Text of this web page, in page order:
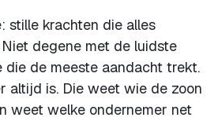
stille krachten die alles
degene met de luidste
die de meeste aandacht trekt.
altijd is. Die weet wie de zoon
weet welke ondernemer net